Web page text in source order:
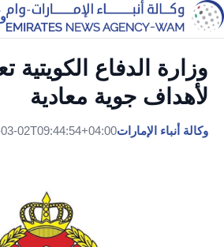
وزارة الدفاع الكويتية
لأهداف جوية معادية
وكالة أنباء الإمارات02T09:44:54+04:00